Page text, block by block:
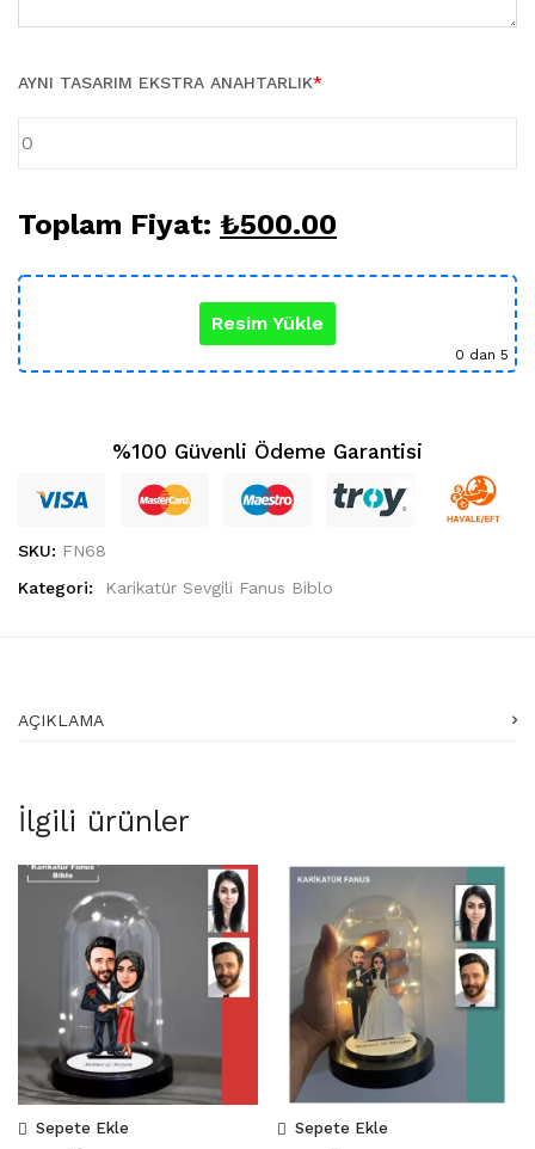
AYNI TASARIM EKSTRA ANAHTARLIK*
Toplam Fiyat: ₺500.00
Resim Yükle
0 dan 5
%100 Güvenli Ödeme Garantisi
SKU: FN68
Kategori:
Karikatür Sevgili Fanus Biblo
AÇIKLAMA
İlgili ürünler
Sepete Ekle Sepete Ekle